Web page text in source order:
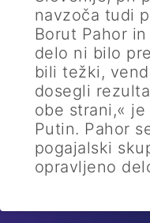
navzoča tudi
Borut Pahor
delo ni bilo
bili težki,
dosegli
obe strani,«
Putin. Pahor
pogajalski
opravljeno